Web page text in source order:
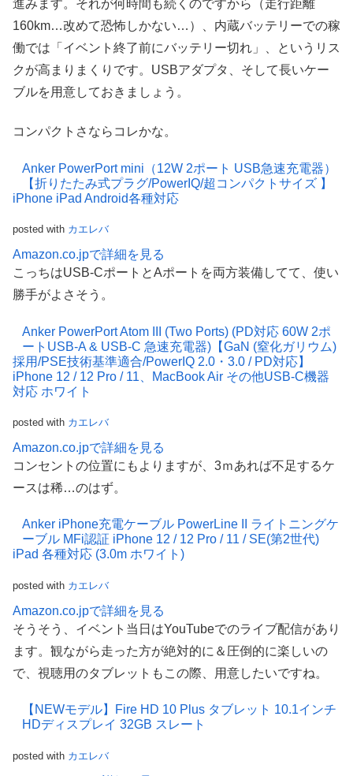
進みます。それが何時間も続くのですから（走行距離
160km…改めて恐怖しかない…）、内蔵バッテリーでの稼
働では「イベント終了前にバッテリー切れ」、というリス
クが高まりまくりです。USBアダプタ、そして長いケー
ブルを用意しておきましょう。
コンパクトさならコレかな。
Anker PowerPort mini（12W 2ポート USB急速充電器）
【折りたたみ式プラグ/PowerIQ/超コンパクトサイズ 】
iPhone iPad Android各種対応
posted with カエレバ
Amazon.co.jpで詳細を見る
こっちはUSB-CポートとAポートを両方装備してて、使い
勝手がよさそう。
Anker PowerPort Atom III (Two Ports) (PD対応 60W 2ポ
ートUSB-A & USB-C 急速充電器)【GaN (窒化ガリウム)
採用/PSE技術基準適合/PowerIQ 2.0・3.0 / PD対応】
iPhone 12 / 12 Pro / 11、MacBook Air その他USB-C機器
対応 ホワイト
posted with カエレバ
Amazon.co.jpで詳細を見る
コンセントの位置にもよりますが、3ｍあれば不足するケ
ースは稀…のはず。
Anker iPhone充電ケーブル PowerLine II ライトニングケ
ーブル MFi認証 iPhone 12 / 12 Pro / 11 / SE(第2世代)
iPad 各種対応 (3.0m ホワイト)
posted with カエレバ
Amazon.co.jpで詳細を見る
そうそう、イベント当日はYouTubeでのライブ配信があり
ます。観ながら走った方が絶対的に＆圧倒的に楽しいの
で、視聴用のタブレットもこの際、用意したいですね。
【NEWモデル】Fire HD 10 Plus タブレット 10.1インチ
HDディスプレイ 32GB スレート
posted with カエレバ